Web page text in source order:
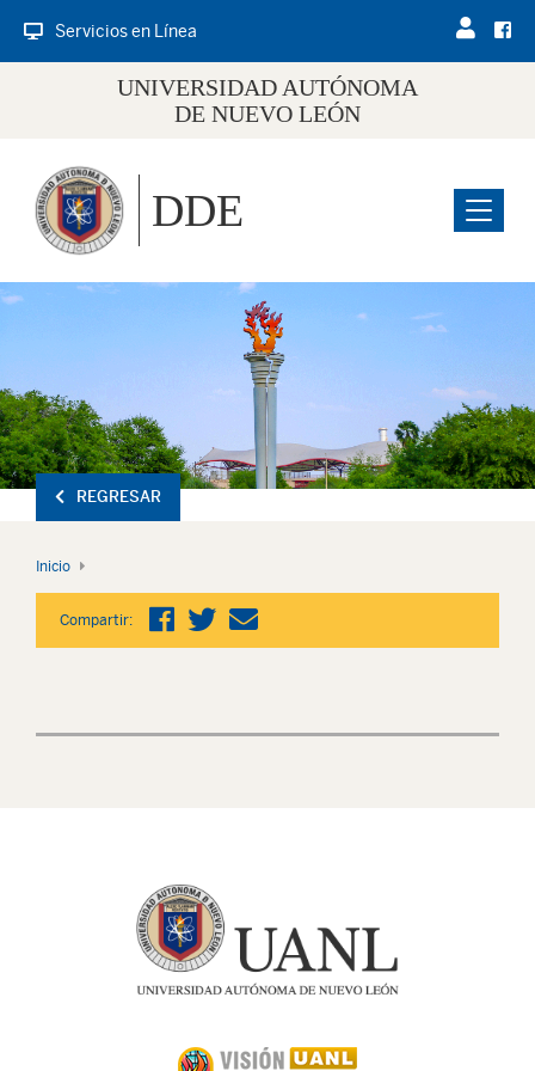
Servicios en Línea
UNIVERSIDAD AUTÓNOMA
DE NUEVO LEÓN
Menu
DDE
REGRESAR
Inicio
Compartir: